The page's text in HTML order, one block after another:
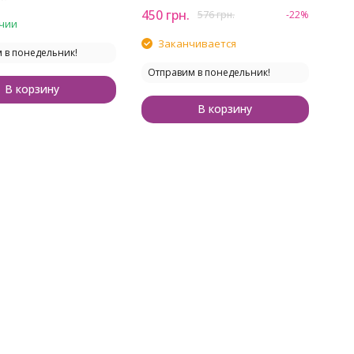
в понедельник!
В корзину
450 грн. 576грн. -22%
Заканчивается
Отправим в понедельник!
В корзину